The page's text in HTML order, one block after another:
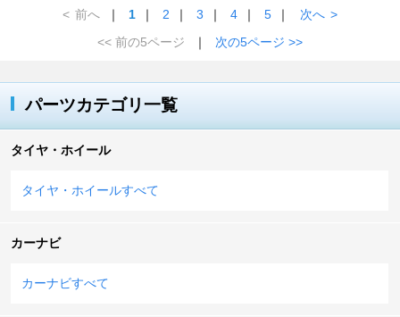
< 前へ ｜ 1 ｜ 2 ｜ 3 ｜ 4 ｜ 5 ｜ 次へ >
<< 前の5ページ
｜ 次の5ページ >>
パーツカテゴリ一覧
タイヤ・ホイール
タイヤ・ホイールすべて
カーナビ
カーナビすべて